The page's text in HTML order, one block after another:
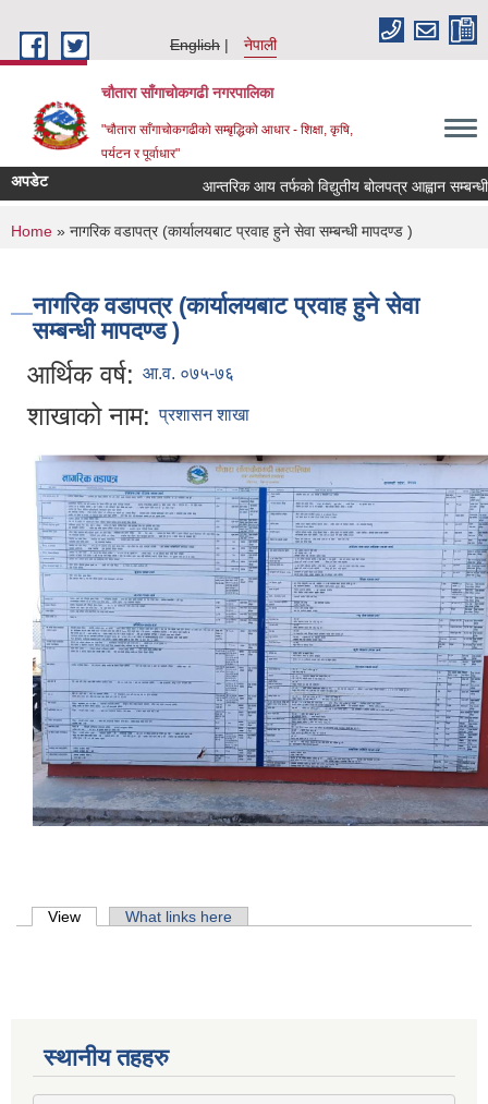
English
नेपाली
चौतारा साँगाचोकगढी नगरपालिका
"चौतारा साँगाचोकगढीको सम्बृद्धिको आधार - शिक्षा, कृषि,
पर्यटन र पूर्वाधार"
अपडेट आन्तरिक आय तर्फको विद्युतीय बोलपत्र आह्वान सम्बन्धी
You are here
Home » नागरिक वडापत्र (कार्यालयबाट प्रवाह हुने सेवा सम्बन्धी मापदण्ड )
नागरिक वडापत्र (कार्यालयबाट प्रवाह हुने सेवा
सम्बन्धी मापदण्ड )
आर्थिक वर्ष: आ.व. ०७५-७६
शाखाको नाम: प्रशासन शाखा
Primary tabs
View (active tab)What links here
स्थानीय तहहरु